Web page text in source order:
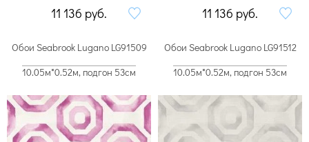
11 136 руб. 11 136 руб.
Обои Seabrook Lugano LG91509
10.05м*0.52м, подгон 53см
Обои Seabrook Lugano LG91512
10.05м*0.52м, подгон 53см